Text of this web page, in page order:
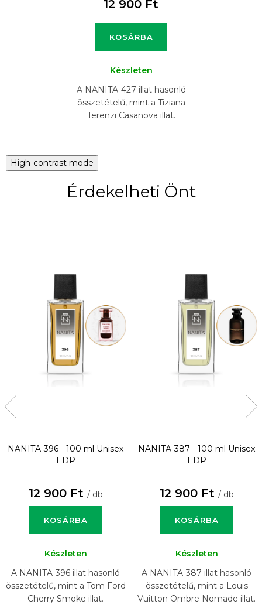
12 900 Ft
KOSÁRBA
Készleten
A NANITA-427 illat hasonló
összetételű, mint a Tiziana
Terenzi Casanova illat.
High-contrast mode
Érdekelheti Önt
NANITA-396 - 100 ml Unisex
EDP
12 900 Ft / db
KOSÁRBA
Készleten
A NANITA-396 illat hasonló
összetételű, mint a Tom Ford
Cherry Smoke illat.
NANITA-387 - 100 ml Unisex
EDP
12 900 Ft / db
KOSÁRBA
Készleten
A NANITA-387 illat hasonló
összetételű, mint a Louis
Vuitton Ombre Nomade illat.